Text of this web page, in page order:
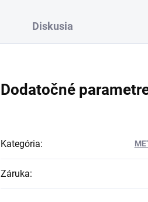
Diskusia
Dodatočné
Kategória:
Záruka: